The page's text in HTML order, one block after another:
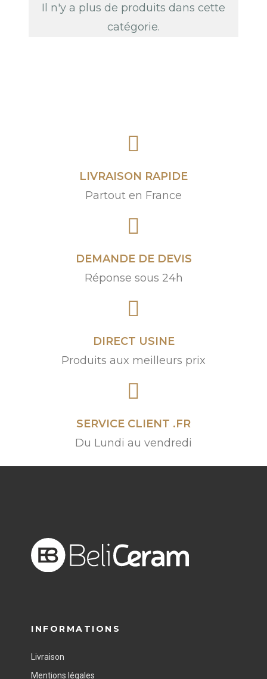
Il n'y a plus de produits dans cette
catégorie.
LIVRAISON RAPIDE
Partout en France
DEMANDE DE DEVIS
Réponse sous 24h
DIRECT USINE
Produits aux meilleurs prix
SERVICE CLIENT .FR
Du Lundi au vendredi
INFORMATIONS
Livraison
Mentions légales